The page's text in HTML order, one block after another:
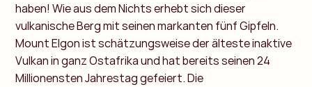
haben! Wie aus dem Nichts erhebt sich dieser
vulkanische Berg mit seinen markanten fünf Gipfeln.
Mount Elgon ist schätzungsweise der älteste inaktive
Vulkan in ganz Ostafrika und hat bereits seinen 24
Millionensten Jahrestag gefeiert. Die